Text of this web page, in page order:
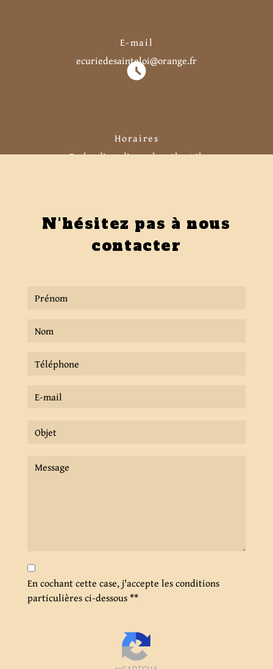
E-mail
ecuriedesainteloi@orange.fr
Horaires
Du lundi au dimanche : 8h - 18h
N'hésitez pas à nous
contacter
En cochant cette case, j'accepte les conditions
particulières ci-dessous **